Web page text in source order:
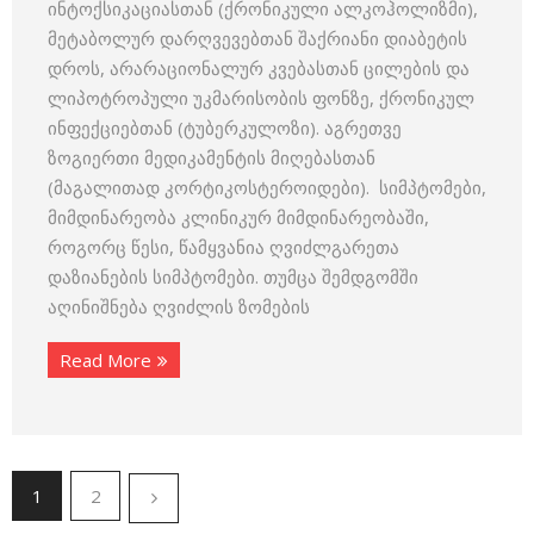
ინტოქსიკაციასთან (ქრონიკული ალკოჰოლიზმი),
მეტაბოლურ დარღვევებთან შაქრიანი დიაბეტის
დროს, არარაციონალურ კვებასთან ცილების და
ლიპოტროპული უკმარისობის ფონზე, ქრონიკულ
ინფექციებთან (ტუბერკულოზი). აგრეთვე
ზოგიერთი მედიკამენტის მიღებასთან
(მაგალითად კორტიკოსტეროიდები). სიმპტომები,
მიმდინარეობა კლინიკურ მიმდინარეობაში,
როგორც წესი, წამყვანია ღვიძლგარეთა
დაზიანების სიმპტომები. თუმცა შემდგომში
აღინიშნება ღვიძლის ზომების
Read More
1 2